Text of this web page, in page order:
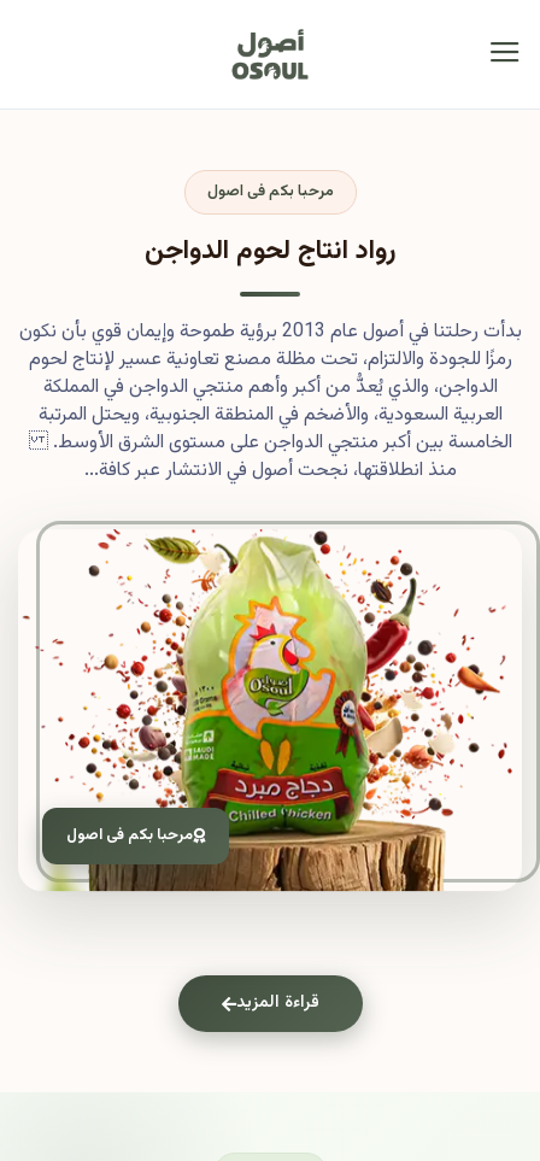
مرحبا بكم فى اصول
مرحبا بكم فى اصول
رواد انتاج لحوم الدواجن
بدأت رحلتنا في أصول عام 2013 برؤية طموحة وإيمان قوي بأن نكون
رمزًا للجودة والالتزام، تحت مظلة مصنع تعاونية عسير لإنتاج لحوم
الدواجن، والذي يُعدُّ من أكبر وأهم منتجي الدواجن في المملكة
العربية السعودية، والأضخم في المنطقة الجنوبية، ويحتل المرتبة
الخامسة بين أكبر منتجي الدواجن على مستوى الشرق الأوسط.
منذ انطلاقتها، نجحت أصول في الانتشار عبر كافة...
قراءة المزيد